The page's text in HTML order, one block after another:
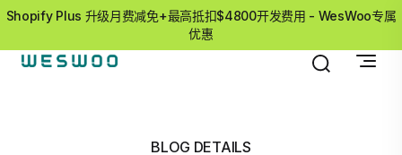
Shopify Plus 升级月费减免+最高抵扣$4800开发费用 - WesWoo专属
优惠
BLOG DETAILS